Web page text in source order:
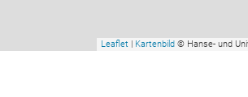
Leaflet | Kartenbild © Hanse- und